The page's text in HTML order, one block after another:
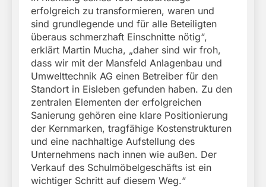
erfolgreich zu transformieren, waren und
sind grundlegende und für alle Beteiligten
überaus schmerzhaft Einschnitte nötig“,
erklärt Martin Mucha, „daher sind wir froh,
dass wir mit der Mansfeld Anlagenbau und
Umwelttechnik AG einen Betreiber für den
Standort in Eisleben gefunden haben. Zu den
zentralen Elementen der erfolgreichen
Sanierung gehören eine klare Positionierung
der Kernmarken, tragfähige Kostenstrukturen
und eine nachhaltige Aufstellung des
Unternehmens nach innen wie außen. Der
Verkauf des Schulmöbelgeschäfts ist ein
wichtiger Schritt auf diesem Weg.“